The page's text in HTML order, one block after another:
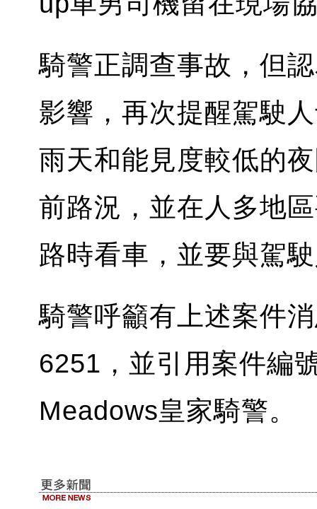
騎警正調查事故，但
影響，再次提醒駕駛
雨天和能見度較低的
前路況，並在人多地
路時看車，並要與駕
騎警呼籲有上述案件
6251，並引用案件編
Meadows皇家騎警。